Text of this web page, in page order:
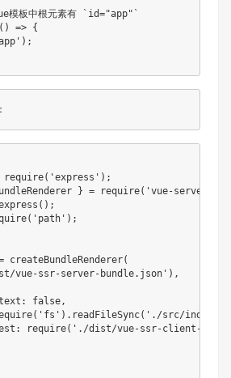
模板中根元素有 `id="app"`
( ) => {
) ;
require( 'express' ) ;
} = require( 'vue-server-
( ) ;
( 'path' ) ;
createBundleRenderer(
vue-ssr-server-bundle.json' ) ,
: false,
( 'fs' ) . readFileSync( './src/
: require( './dist/vue-ssr-client-